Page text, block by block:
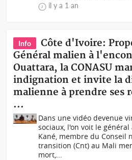
il y a 1 an
Info
Côte d'Ivoire:
Général malien à
Ouattara, la CONASU
indignation et invite la
malienne à prendre ses
...
Dans une vidéo devenue
sociaux, l'on voit le
Kané, membre du Conseil
transition (Cnt) au Mali
mort,...